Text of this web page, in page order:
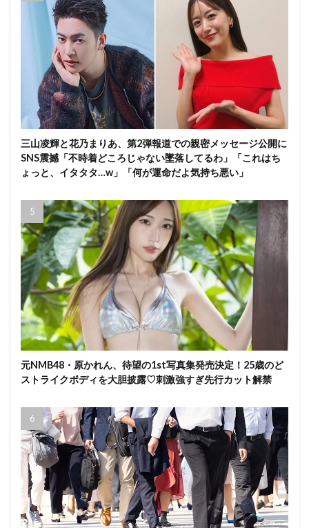
三山凌輝と花乃まりあ、第2弾報道での親密メッセージ公開に
SNS震撼「不時着どころじゃない墜落してるわ」「これはち
ょっと、イタタタ…w」「何が運命だよ気持ち悪い」
元NMB48・原かれん、待望の1st写真集発売決定！25歳のど
ストライクボディを大胆披露♡刺激強すぎ先行カット解禁